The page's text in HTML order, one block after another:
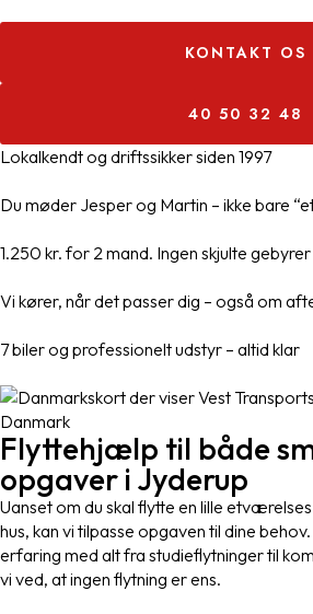
KONTAKT OS
40 50 32 48
Lokalkendt og driftssikker siden 1997
Du møder Jesper og Martin – ikke bare
1.250 kr. for 2 mand. Ingen skjulte gebyrer
Vi kører, når det passer dig – også om
7 biler og professionelt udstyr – altid klar
Flyttehjælp til både
opgaver i Jyderup
Uanset om du skal flytte en lille
hus, kan vi tilpasse opgaven til dine
erfaring med alt fra studieflytninger til
vi ved, at ingen flytning er ens.